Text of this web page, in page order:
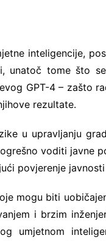
inteligencije,
unatoč tome što
GPT-4 – zašto
rezultate.
u upravljanju
voditi javne
povjerenje
mogu biti
i brzim
umjetnom